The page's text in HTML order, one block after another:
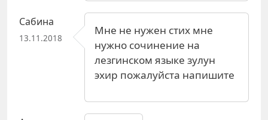
Сабина
13.11.2018
Мне не нужен стих мне
нужно сочинение на
лезгинском языке зулун
эхир пожалуйста напишите